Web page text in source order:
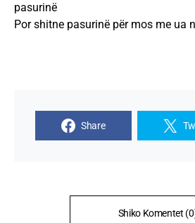
pasurinë
Por shitne pasurinë për mos me ua
Share
Shiko Komentet